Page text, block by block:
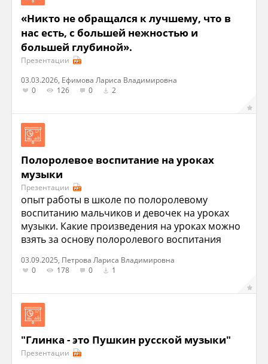
«Никто не обращался к лучшему, что в
нас есть, с большей нежностью и
большей глубиной».
Презентации
03.03.2026, Ефимова Лариса Владимировна
0
126 0 2
Полоролевое воспитание на уроках
музыки
Презентации
опыт работы в школе по полоролевому
воспитанию мальчиков и девочек на уроках
музыки. Какие произведения на уроках можно
взять за основу полоролевого воспитания
03.09.2025, Петрова Лариса Владимировна
0
178 0 1
"Глинка - это Пушкин русской музыки"
Презентации